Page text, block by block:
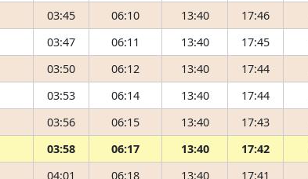
03:45 06:10 13:40 17:46
03:47 06:11 13:40 17:45
03:50 06:12 13:40 17:44
03:53 06:14 13:40 17:44
03:56 06:15 13:40 17:43
03:58 06:17 13:40 17:42
04:01 06:18 13:40 17:41